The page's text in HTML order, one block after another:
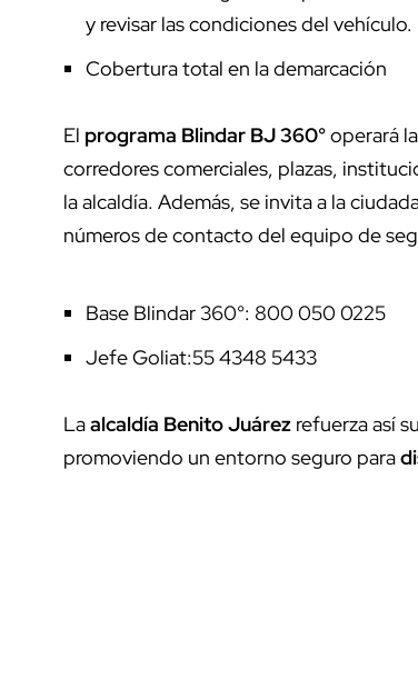
y revisar las condiciones del vehículo.
Cobertura total en la demarcación
El programa Blindar BJ 360°operará
corredores comerciales, plazas,
la alcaldía. Además, se invita a la
números de contacto del equipo de
Base Blindar 360°: 800 050 0225
Jefe Goliat:55 4348 5433
Laalcaldía Benito Juárez refuerza así
promoviendo un entorno seguro para